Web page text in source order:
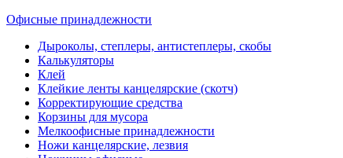
Офисные принадлежности
Дыроколы, степлеры, антистеплеры, скобы
Калькуляторы
Клей
Клейкие ленты канцелярские (скотч)
Корректирующие средства
Корзины для мусора
Мелкоофисные принадлежности
Ножи канцелярские, лезвия